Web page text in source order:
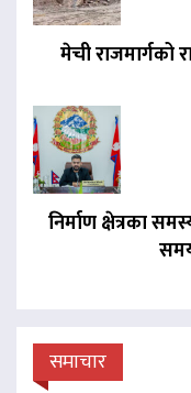
मेची राजमार्गको
निर्माण क्षेत्रका
समाचार